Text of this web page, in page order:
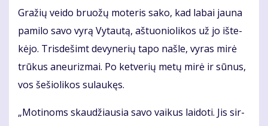
Gra­žių vei­do bruo­žų mo­te­ris sa­ko, kad la­bai jau­na
pa­mi­lo sa­vo vy­rą Vy­tau­tą, aš­tuo­nio­li­kos už jo iš­te­
kė­jo. Tris­de­šimt de­vy­ne­rių ta­po naš­le, vy­ras mi­rė
trū­kus aneu­riz­mai. Po ket­ve­rių me­tų mi­rė ir sū­nus,
vos še­šio­li­kos su­lau­kęs.
„Mo­ti­noms skau­džiau­sia sa­vo vai­kus lai­do­ti. Jis sir­